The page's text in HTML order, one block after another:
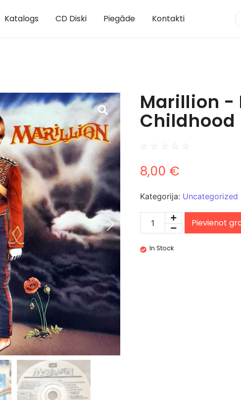
Katalogs CD Diski Piegāde Kontakti
Marillion -
Childhood
☆ ☆ ☆ ☆ ☆
8,00 €
Kategorija: Uncategorized
Pievienot
In Stock